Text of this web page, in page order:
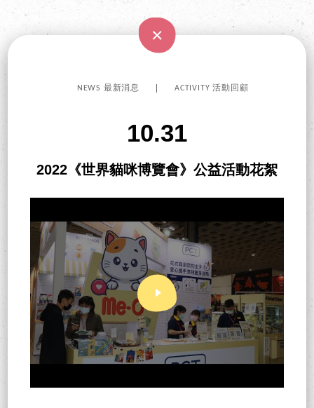
NEWS 最新消息 ACTIVITY 活動回顧
10.31
2022《世界貓咪博覽會》公益活動花絮